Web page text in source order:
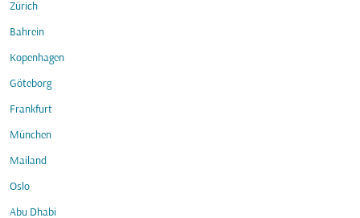
Zürich
Bahrein
Kopenhagen
Göteborg
Frankfurt
München
Mailand
Oslo
Abu Dhabi